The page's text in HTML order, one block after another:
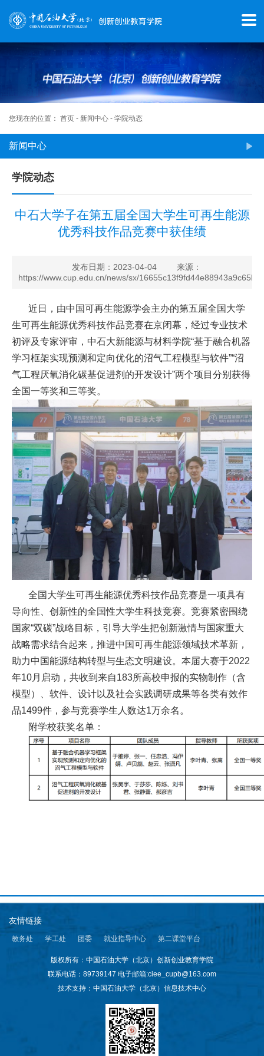
首
况
队
中
心
赛
指
南
课
程
培
养
实
践
地
英
载
您现在的位置： 首页 - 新闻中心 - 学院动态
新闻中心
学院动态
中石大学子在第五届全国大学生可再生能源
优秀科技作品竞赛中获佳绩
发布日期：2023-04-04
来源：
https://www.cup.edu.cn/news/sx/
近日，由中国可再生能源学会主办的第五届全国大学
生可再生能源优秀科技作品竞赛在京闭幕，经过专业技术
初评及专家评审，中石大新能源与材料学院“基于融合机器
学习框架实现预测和定向优化的沼气工程模型与软件”“沼
气工程厌氧消化碳基促进剂的开发设计”两个项目分别获得
全国一等奖和三等奖。
全国大学生可再生能源优秀科技作品竞赛是一项具有
导向性、创新性的全国性大学生科技竞赛。竞赛紧密围绕
国家“双碳”战略目标，引导大学生把创新激情与国家重大
战略需求结合起来，推进中国可再生能源领域技术革新，
助力中国能源结构转型与生态文明建设。本届大赛于2022
年10月启动，共收到来自183所高校申报的实物制作（含
模型）、软件、设计以及社会实践调研成果等各类有效作
品1499件，参与竞赛学生人数达1万余名。
附学校获奖名单：
友情链接
教务处 学工处 团委 就业指导中心 第二课堂平台
版权所有：中国石油大学（北京）创新创业教育学院
联系电话：89739147 电子邮箱:ciee_cupb@163.com
技术支持：中国石油大学（北京）信息技术中心